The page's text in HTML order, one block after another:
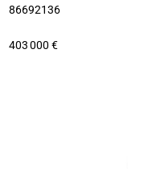
86692136
403 000 €